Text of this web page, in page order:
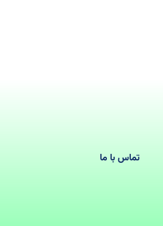
تماس با ما